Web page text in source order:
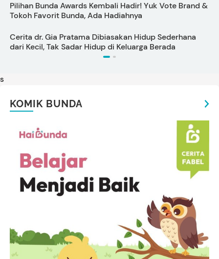
Pilihan Bunda Awards Kembali Hadir! Yuk Vote Brand &
Tokoh Favorit Bunda, Ada Hadiahnya
Cerita dr. Gia Pratama Dibiasakan Hidup Sederhana
dari Kecil, Tak Sadar Hidup di Keluarga Berada
s
KOMIK BUNDA